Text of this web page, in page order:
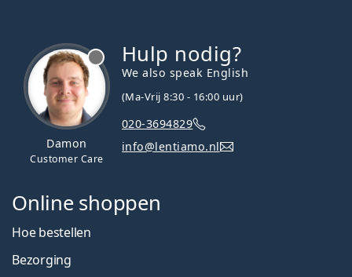
Damon
Customer Care
Hulp nodig?
We also speak English
(Ma-Vrij 8:30 - 16:00 uur)
020-3694829
info@lentiamo.nl
Online shoppen
Hoe bestellen
Bezorging